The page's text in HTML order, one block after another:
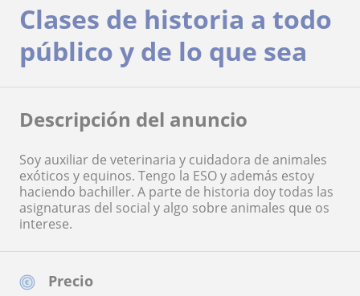
Precio
Clases de historia a todo
público y de lo que sea
Descripción del anuncio
Soy auxiliar de veterinaria y cuidadora de animales
exóticos y equinos. Tengo la ESO y además estoy
haciendo bachiller. A parte de historia doy todas las
asignaturas del social y algo sobre animales que os
interese.